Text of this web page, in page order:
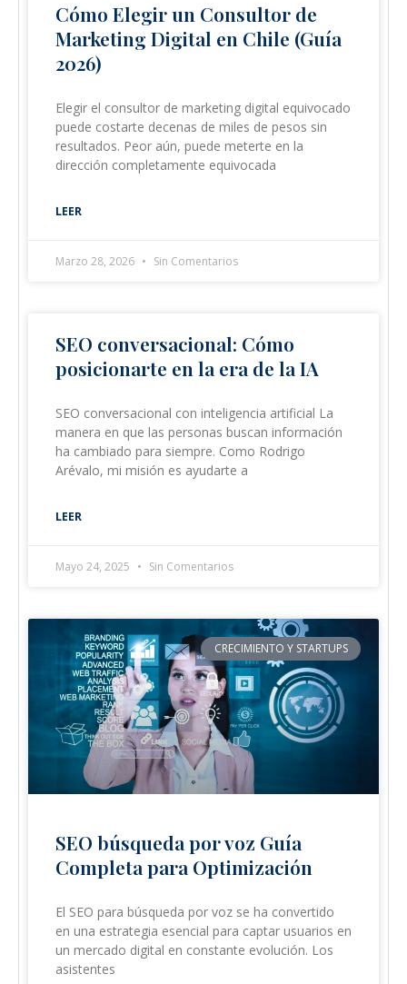
Cómo Elegir un Consultor de
Marketing Digital en Chile (Guía
2026)
Elegir el consultor de marketing digital equivocado
puede costarte decenas de miles de pesos sin
resultados. Peor aún, puede meterte en la
dirección completamente equivocada
LEER
Marzo 28, 2026 Sin Comentarios
SEO conversacional: Cómo
posicionarte en la era de la IA
SEO conversacional con inteligencia artificial La
manera en que las personas buscan información
ha cambiado para siempre. Como Rodrigo
Arévalo, mi misión es ayudarte a
LEER
Mayo 24, 2025 Sin Comentarios
CRECIMIENTO Y STARTUPS
SEO búsqueda por voz Guía
Completa para Optimización
El SEO para búsqueda por voz se ha convertido
en una estrategia esencial para captar usuarios en
un mercado digital en constante evolución. Los
asistentes
a
g
a
g
a
g
a
g
a
g
a
g